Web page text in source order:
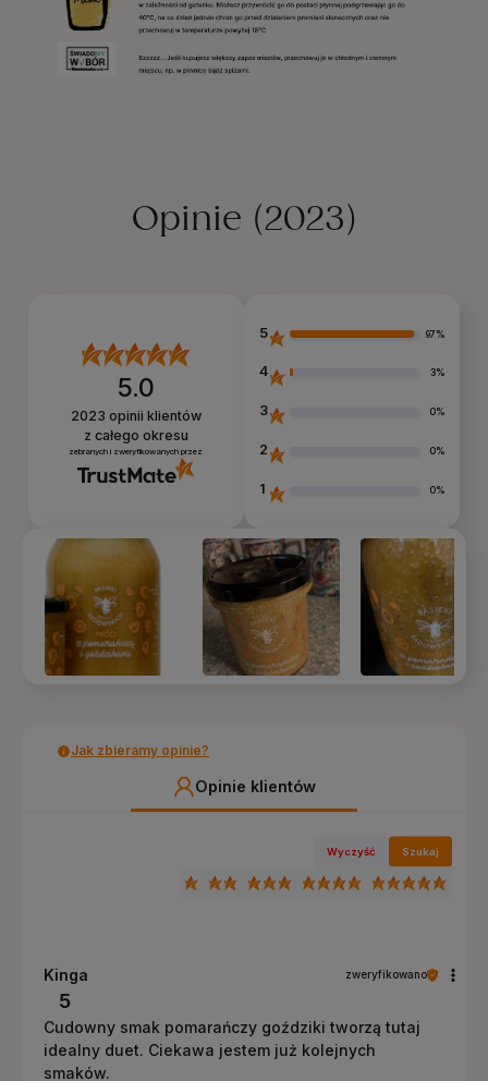
Opinie (2023)
5.0
2023 opinii klientów
z całego okresu
zebranych i zweryfikowanych przez
5 97%
4 3%
3 0%
2 0%
1 0%
Jak zbieramy opinie?
Opinie klientów
Wyczyść Szukaj
Kinga zweryfikowano
5
Cudowny smak pomarańczy goździki tworzą tutaj
idealny duet. Ciekawa jestem już kolejnych
smaków.